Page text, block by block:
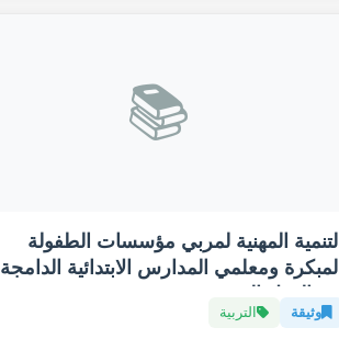
📚
التنمية المهنية لمربي مؤسسات الطفولة
المبكرة ومعلمي المدارس الابتدائية الدامجة
في الدول العربية
وثيقة التربية